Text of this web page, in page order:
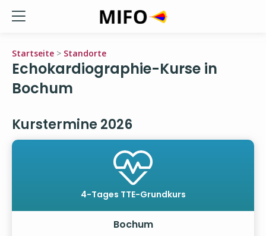
Startseite > Standorte
Echokardiographie-Kurse in
Bochum
Kurstermine 2026
4-Tages TTE-Grundkurs
Bochum